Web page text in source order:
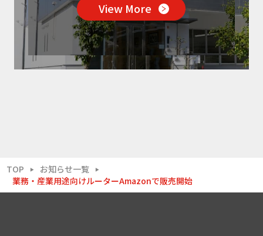
View More
TOP ▶ お知らせ一覧 ▶
業務・産業用途向けルーターAmazonで販売開始